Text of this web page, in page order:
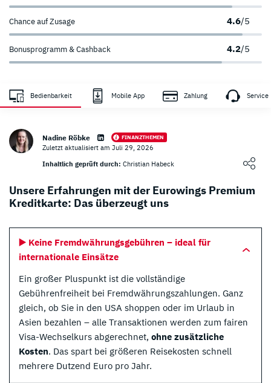
Chance auf Zusage 4.6/5
Bonusprogramm & Cashback 4.2/5
Zahlungsanbieter
Bedienbarkeit Mobile App Zahlung Service
Nadine Röbke FINANZTHEMEN
Zuletzt aktualisiert am Juli 29, 2026
Inhaltlich geprüft durch: Christian Habeck
Unsere Erfahrungen mit der Eurowings Premium
Kreditkarte: Das überzeugt uns
▶️ Keine Fremdwährungsgebühren – ideal für
internationale Einsätze
Ein großer Pluspunkt ist die vollständige
Gebührenfreiheit bei Fremdwährungszahlungen. Ganz
gleich, ob Sie in den USA shoppen oder im Urlaub in
Asien bezahlen – alle Transaktionen werden zum fairen
Visa-Wechselkurs abgerechnet, ohne zusätzliche
Kosten. Das spart bei größeren Reisekosten schnell
mehrere Dutzend Euro pro Jahr.